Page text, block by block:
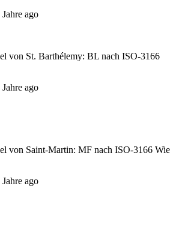
ago
von St. Barthélemy: BL nach ISO-3166
ago
von Saint-Martin: MF nach ISO-3166 Wie
ago